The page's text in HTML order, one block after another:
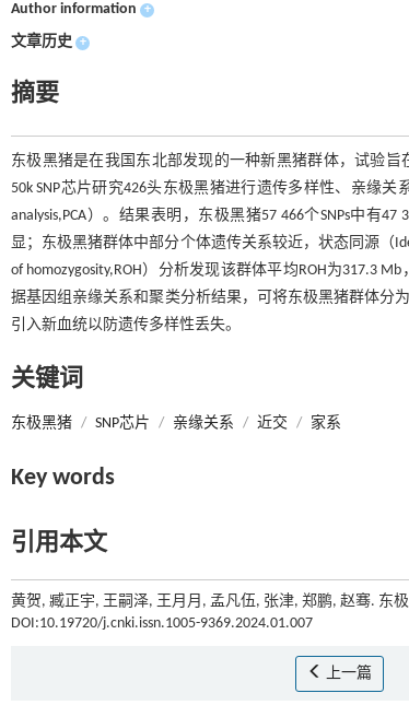
Author information +
文章历史 +
摘要
东极黑猪是在我国东北部发现的一种新黑猪群体，试验
50k SNP芯片研究426头东极黑猪进行遗传多样性、亲缘
analysis,PCA）。结果表明，东极黑猪57 466个SNPs中有
显；东极黑猪群体中部分个体遗传关系较近，状态同源（
of homozygosity,ROH）分析发现该群体平均ROH为317.3
据基因组亲缘关系和聚类分析结果，可将东极黑猪群体分
引入新血统以防遗传多样性丢失。
关键词
东极黑猪 / SNP芯片 / 亲缘关系 / 近交 / 家系
Key words
引用本文
黄贺, 臧正宇, 王嗣泽, 王月月, 孟凡伍, 张津, 郑鹏, 赵骞. 东
DOI:10.19720/j.cnki.issn.1005-9369.2024.01.007
上一篇